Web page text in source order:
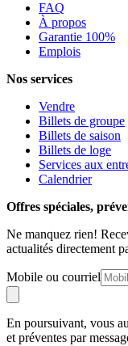
FAQ
À propos
Garantie 100%
Emplois
Nos services
Vendre
Billets de groupe
Billets de saison
Billets de loge
Services aux
Calendrier
Offres spéciales,
Ne manquez rien!
actualités directement
Mobile ou courriel
En poursuivant, vous
et préventes par